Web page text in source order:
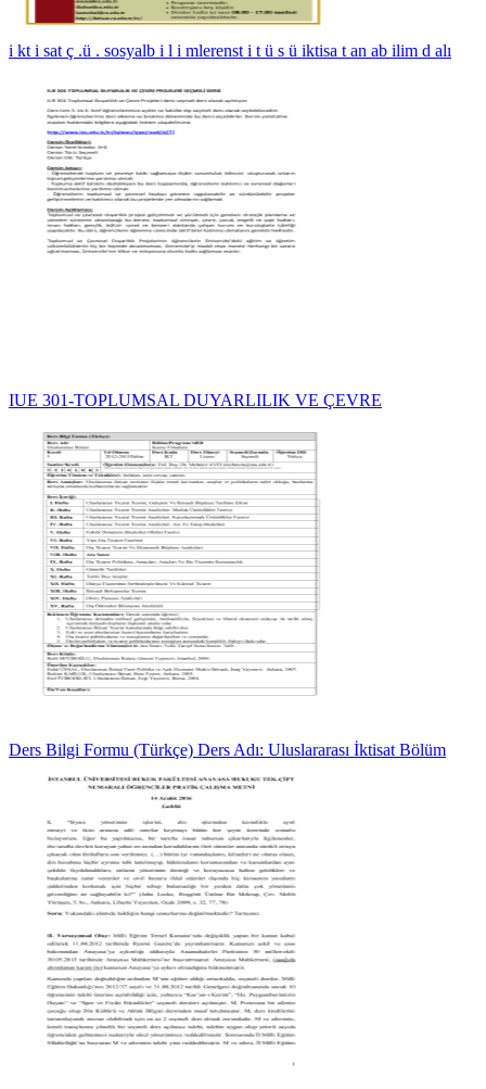
i kt i sat ç .ü . sosyalb i l i mlerenst i t ü s ü iktisa t an ab ilim d alı
IUE 301-TOPLUMSAL DUYARLILIK VE ÇEVRE
Ders Bilgi Formu (Türkçe) Ders Adı: Uluslararası İktisat Bölüm